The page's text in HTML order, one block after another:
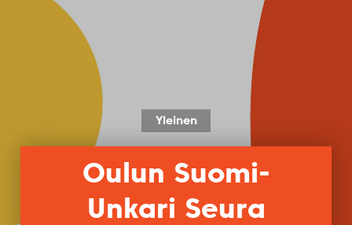
Yleinen
Oulun Suomi-
Unkari Seura